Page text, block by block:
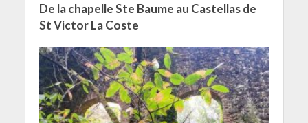
De la chapelle Ste Baume au Castellas de
St Victor La Coste